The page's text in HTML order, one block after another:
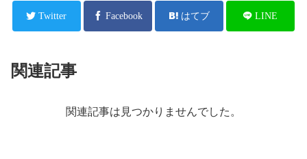
Twitter Facebook はてブ LINE
関連記事
関連記事は見つかりませんでした。